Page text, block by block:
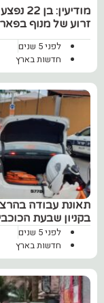
זרוע של מנוף
לפני 5 שנים
חדשות בארץ
תאונת עבודה
בקניון שבעת
לפני 5 שנים
חדשות בארץ